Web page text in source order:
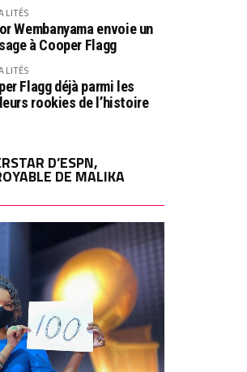
Wembanyama envoie un
à Cooper Flagg
Flagg déjà parmi les
rookies de l’histoire
D’ESPN,
DE MALIKA